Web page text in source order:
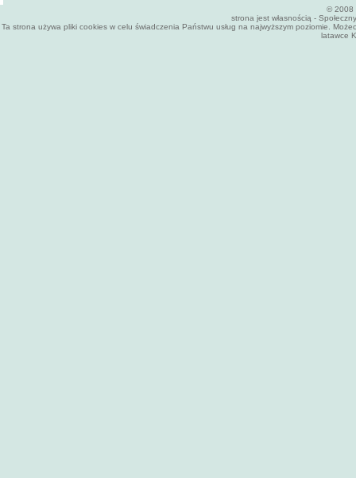
© 2008
strona jest własnością -
Ta strona używa pliki cookies w celu świadczenia Państwu usług na najwyższym poziomie.
latawce